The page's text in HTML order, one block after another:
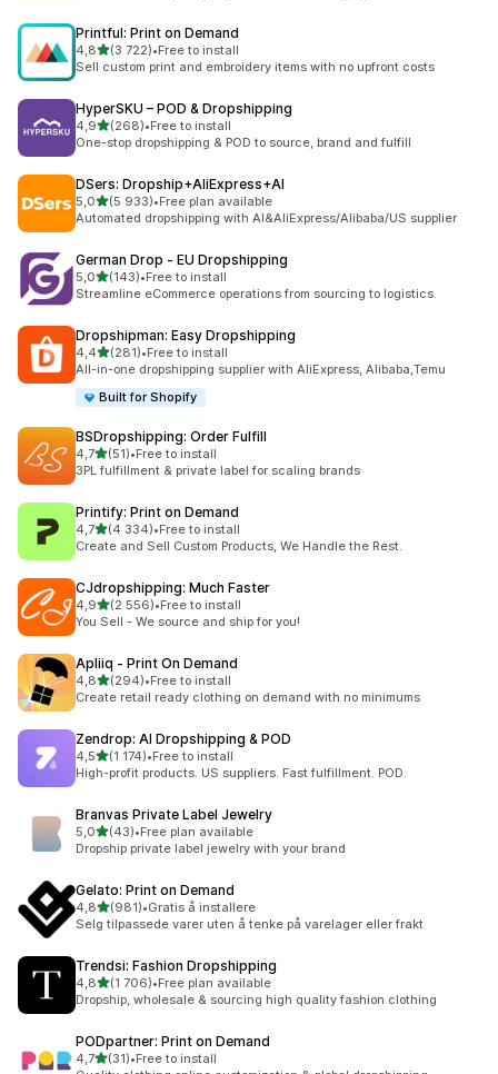
Printful: Print on Demand
4,8av 5 stjerner
(3 722)
Totalt 3722 omtaler
•Free to install
Sell custom print and embroidery items with no upfront costs
HyperSKU – POD & Dropshipping
4,9av 5 stjerner
(268)
Totalt 268 omtaler
•Free to install
One-stop dropshipping & POD to source, brand and fulfill
DSers: Dropship+AliExpress+AI
5,0av 5 stjerner
(5 933)
Totalt 5933 omtaler
•Free plan available
Automated dropshipping with AI&AliExpress/Alibaba/US supplier
German Drop ‑ EU Dropshipping
5,0av 5 stjerner
(143)
Totalt 143 omtaler
•Free to install
Streamline eCommerce operations from sourcing to logistics.
Dropshipman: Easy Dropshipping
4,4av 5 stjerner
(281)
Totalt 281 omtaler
•Free to install
All-in-one dropshipping supplier with AliExpress, Alibaba,Temu
Built for Shopify
BSDropshipping: Order Fulfill
4,7av 5 stjerner
(51)
Totalt 51 omtaler
•Free to install
3PL fulfillment & private label for scaling brands
Printify: Print on Demand
4,7av 5 stjerner
(4 334)
Totalt 4334 omtaler
•Free to install
Create and Sell Custom Products, We Handle the Rest.
CJdropshipping: Much Faster
4,9av 5 stjerner
(2 556)
Totalt 2556 omtaler
•Free to install
You Sell - We source and ship for you!
Apliiq ‑ Print On Demand
4,8av 5 stjerner
(294)
Totalt 294 omtaler
•Free to install
Create retail ready clothing on demand with no minimums
Zendrop: AI Dropshipping & POD
4,5av 5 stjerner
(1 174)
Totalt 1174 omtaler
•Free to install
High-profit products. US suppliers. Fast fulfillment. POD.
Branvas Private Label Jewelry
5,0av 5 stjerner
(43)
Totalt 43 omtaler
•Free plan available
Dropship private label jewelry with your brand
Gelato: Print on Demand
4,8av 5 stjerner
(981)
Totalt 981 omtaler
•Gratis å installere
Selg tilpassede varer uten å tenke på varelager eller frakt
Trendsi: Fashion Dropshipping
4,8av 5 stjerner
(1 706)
Totalt 1706 omtaler
•Free plan available
Dropship, wholesale & sourcing high quality fashion clothing
PODpartner: Print on Demand
4,7av 5 stjerner
(31)
Totalt 31 omtaler
•Free to install